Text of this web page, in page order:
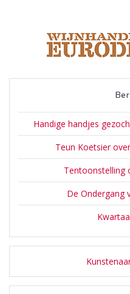
Handige handjes
Teun Koetsier
Tentoonstelling
De Ondergang